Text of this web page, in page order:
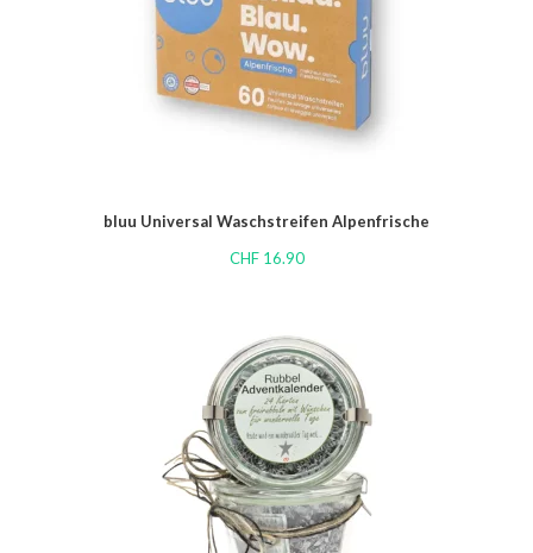
bluu Universal Waschstreifen Alpenfrische
CHF16.90